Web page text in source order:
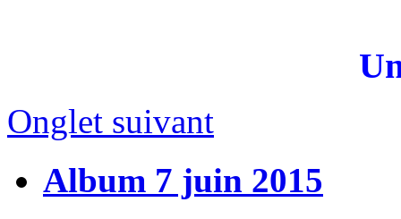
Onglet suivant
Album 7 juin 2015